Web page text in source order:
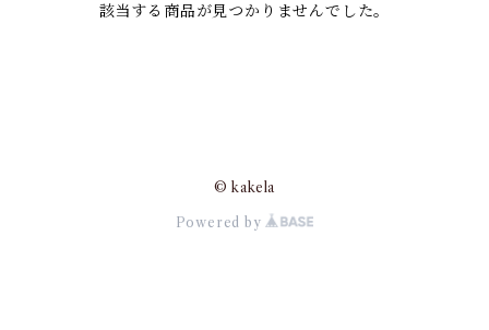
該当する商品が見つかりませんでした。
© kakela
Powered by